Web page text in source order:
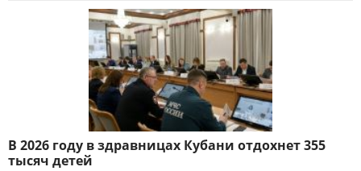
В 2026 году в здравницах Кубани отдохнет 355
тысяч детей